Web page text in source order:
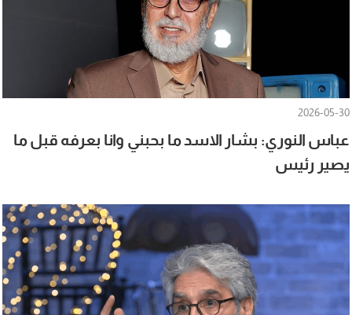
2026-05-30
عباس النوري: بشار الاسد ما بحبني وانا بعرفه قبل ما
يصير رئيس